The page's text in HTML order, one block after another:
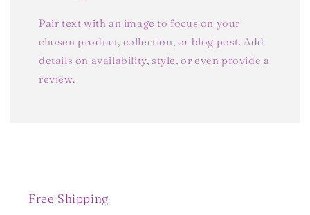
Pair text with an image to focus on your
chosen product, collection, or blog post. Add
details on availability, style, or even provide a
review.
Free Shipping